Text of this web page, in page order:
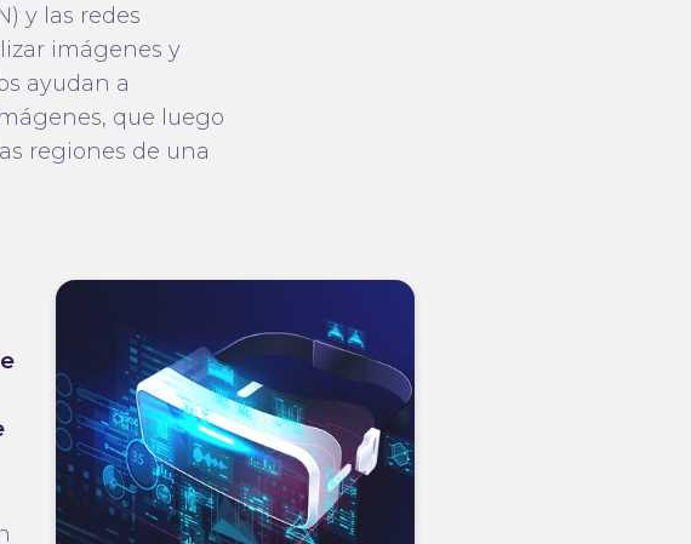
y las redes
imágenes y
ayudan a
que luego
regiones de una